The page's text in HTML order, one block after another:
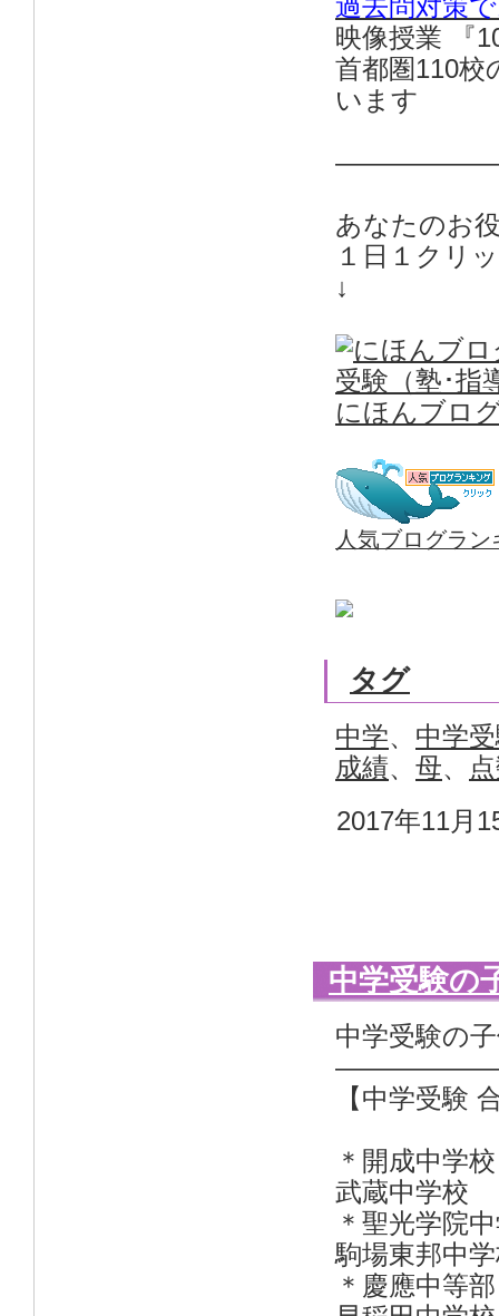
過去問対策
映像授業 『
首都圏110校
います
あなたのお
１日１クリ
↓
にほんブロ
人気ブログラン
タグ
中学、 中学
成績、 母、
2017年11月
中学受験の
中学受験の
【中学受験
＊開成
武蔵中学校
＊聖光
駒場東邦中
＊慶應